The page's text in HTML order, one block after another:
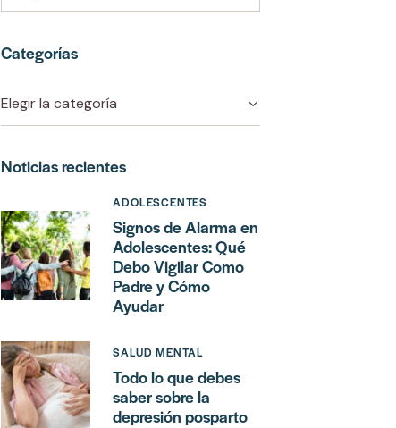
Categorías
Noticias recientes
ADOLESCENTES
Signos de Alarma en
Adolescentes: Qué
Debo Vigilar Como
Padre y Cómo
Ayudar
SALUD MENTAL
Todo lo que debes
saber sobre la
depresión posparto